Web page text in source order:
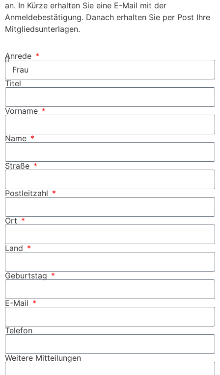
an. In Kürze erhalten Sie eine E-Mail mit der
Anmeldebestätigung. Danach erhalten Sie per Post Ihre
Mitgliedsunterlagen.
Anrede
Titel
Vorname
Name
Straße
Postleitzahl
Ort
Land
Geburtstag
E-Mail
Telefon
Weitere Mitteilungen